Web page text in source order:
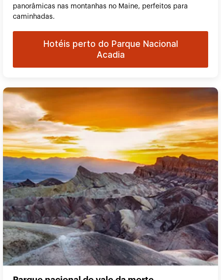
panorâmicas nas montanhas no Maine, perfeitos para
caminhadas.
Hotéis perto do Parque Nacional
Acadia